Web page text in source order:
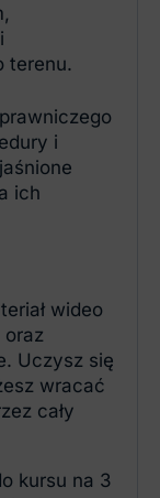
terenu.
i
ich
wideo
oraz
Uczysz się
wracać
cały
kursu na 3